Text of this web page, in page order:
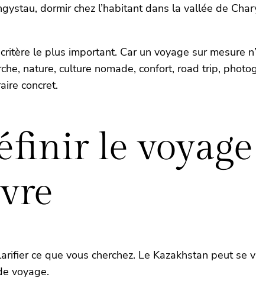
dormir chez l’habitant dans la vallée de
le plus important. Car un voyage sur mesure
nature, culture nomade, confort, road trip,
concret.
le
ce que vous cherchez. Le Kazakhstan peut se
voyage.